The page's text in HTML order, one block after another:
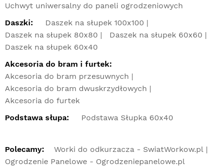
Uchwyt uniwersalny do paneli ogrodzeniowych
Daszki:
Daszek na słupek 100x100
Daszek na słupek 80x80
Daszek na słupek 60x60
Daszek na słupek 60x40
Akcesoria do bram i furtek:
Akcesoria do bram przesuwnych
Akcesoria do bram dwuskrzydłowych
Akcesoria do furtek
Podstawa słupa:
Podstawa Słupka 60x40
Polecamy:
Worki do odkurzacza - SwiatWorkow.pl
Ogrodzenie Panelowe - Ogrodzeniepanelowe.pl